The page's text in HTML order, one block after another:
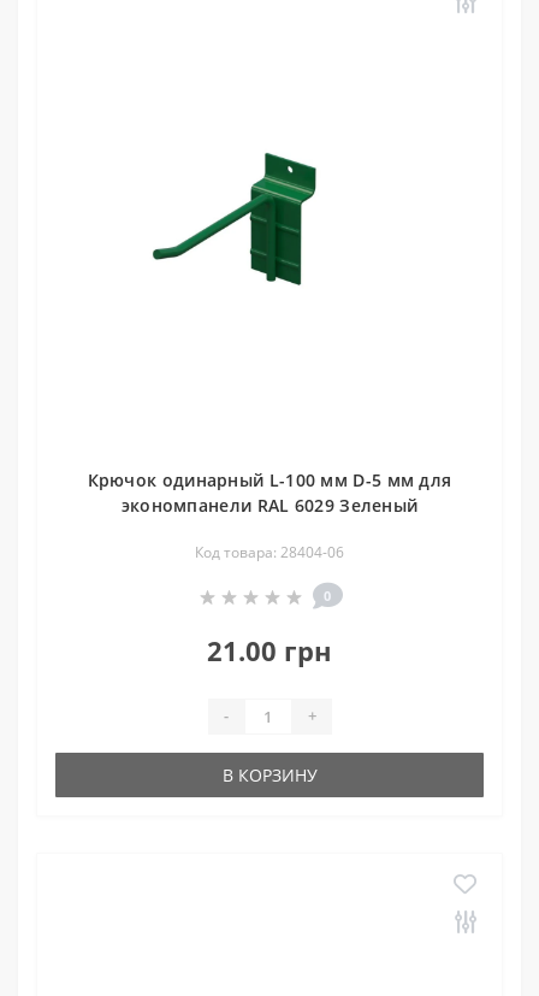
Крючок одинарный L-100 мм D-5 мм для
экономпанели RAL 6029 Зеленый
Код товара: 28404-06
0
21.00 грн
- +
В КОРЗИНУ